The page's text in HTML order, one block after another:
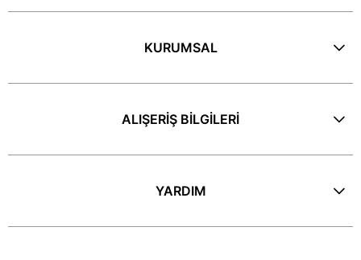
KURUMSAL
ALIŞERİŞ BİLGİLERİ
YARDIM